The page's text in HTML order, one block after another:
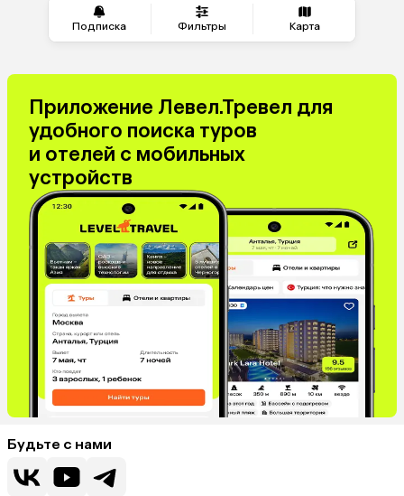
Подписка Фильтры Карта
Приложение Левел.Тревел для
удобного поиска туров
и отелей с мобильных
устройств
Будьте с нами